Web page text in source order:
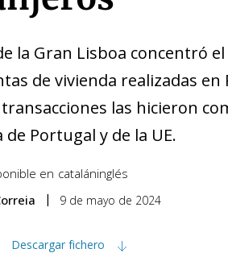
la Gran Lisboa concentró
de vivienda realizadas en
transacciones las hicieron
Portugal y de la UE.
en cataláninglés
9 de mayo de 2024
Descargar fichero